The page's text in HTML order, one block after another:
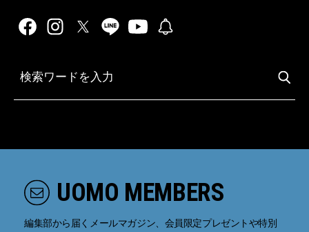
UOMO MEMBERS
編集部から届くメールマガジン、会員限定プレゼントや特別